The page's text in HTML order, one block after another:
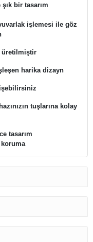
bir tasarım
işlemesi ile göz
üretilmiştir
harika dizayn
tuşlarına kolay
tasarım
koruma